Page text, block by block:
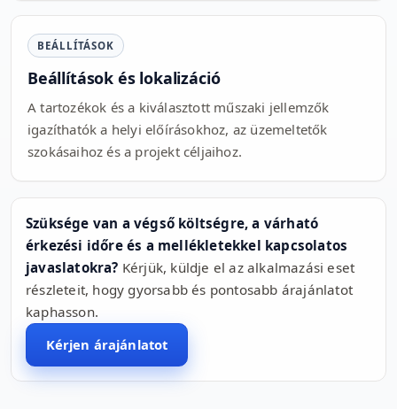
BEÁLLÍTÁSOK
Beállítások és lokalizáció
A tartozékok és a kiválasztott műszaki jellemzők
igazíthatók a helyi előírásokhoz, az üzemeltetők
szokásaihoz és a projekt céljaihoz.
Szüksége van a végső költségre, a várható
érkezési időre és a mellékletekkel kapcsolatos
javaslatokra? Kérjük, küldje el az alkalmazási eset
részleteit, hogy gyorsabb és pontosabb árajánlatot
kaphasson.
Kérjen árajánlatot